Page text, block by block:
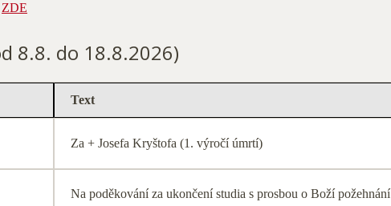
ZDE
8.8. do 18.8.2026)
Text
Za + Josefa Kryštofa (1. výročí úmrtí)
Na poděkování za ukončení studia s prosbou o Boží požehnání